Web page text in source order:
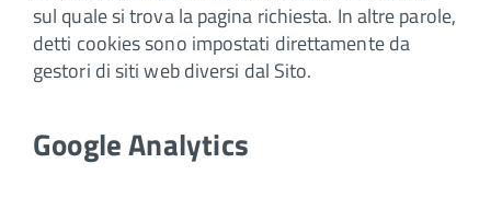
sul quale si trova la pagina richiesta. In altre parole,
detti cookies sono impostati direttamente da
gestori di siti web diversi dal Sito.
Google Analytics